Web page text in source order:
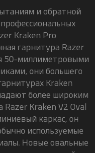
и обратной
Kraken Pro
гарнитура Razer
50-миллиметровыми
они большего
Kraken
более широким
Razer Kraken V2 Oval
каркас, он
используемые
Новые овальные